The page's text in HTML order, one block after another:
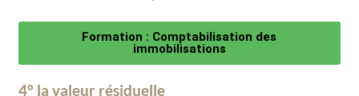
Formation : Comptabilisation des
immobilisations
4° la valeur résiduelle